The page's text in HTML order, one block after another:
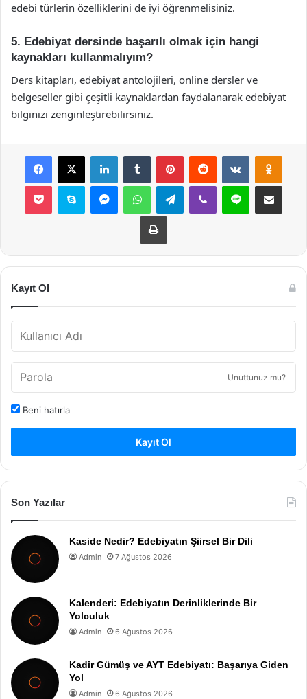
edebi türlerin özelliklerini de iyi öğrenmelisiniz.
5. Edebiyat dersinde başarılı olmak için hangi
kaynakları kullanmalıyım?
Ders kitapları, edebiyat antolojileri, online dersler ve
belgeseller gibi çeşitli kaynaklardan faydalanarak edebiyat
bilginizi zenginleştirebilirsiniz.
Facebook
X LinkedInTumblr PinterestReddit VKontakte
Pocket Skype MessengerWhatsAppTelegramViber Line E-Posta ile
Yazdır
Kayıt Ol
Unuttunuz mu?
Beni hatırla
Kayıt Ol
Son Yazılar
Kaside Nedir? Edebiyatın Şiirsel Bir Dili
Admin 7 Ağustos 2026
Kalenderi: Edebiyatın Derinliklerinde Bir
Yolculuk
Admin 6 Ağustos 2026
Kadir Gümüş ve AYT Edebiyatı: Başarıya Giden
Yol
Admin 6 Ağustos 2026